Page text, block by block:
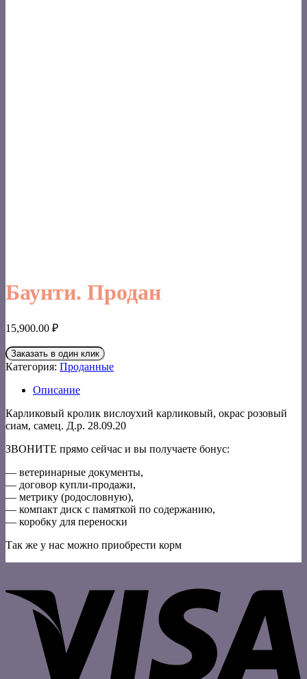
Баунти. Продан
15,900.00 ₽
Заказать в один клик
Категория: Проданные
Описание
Карликовый кролик вислоухий карликовый, окрас розовый
сиам, самец. Д.р. 28.09.20
ЗВОНИТЕ прямо сейчас и вы получаете бонус:
— ветеринарные документы,
— договор купли-продажи,
— метрику (родословную),
— компакт диск с памяткой по содержанию,
— коробку для переноски
Так же у нас можно приобрести корм